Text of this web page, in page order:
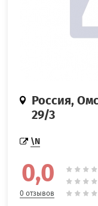
Россия,
29/3
0,0
0 отзывов
\N